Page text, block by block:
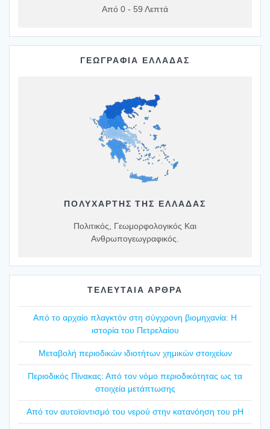
Από 0 - 59 Λεπτά
ΓΕΩΓΡΑΦΙΑ ΕΛΛΑΔΑΣ
ΠΟΛΥΧΆΡΤΗΣ ΤΗΣ ΕΛΛΆΔΑΣ
Πολιτικός, Γεωμορφολογικός Και
Ανθρωπογεωγραφικός.
ΤΕΛΕΥΤΑΙΑ ΑΡΘΡΑ
Από το αρχαίο πλαγ­κτόν στη σύγ­χρο­νη βιο­μη­χα­νία: Η
ιστο­ρία του Πετρε­λαί­ου
Mετα­βο­λή περιο­δι­κών ιδιο­τή­των χημι­κών στοι­χεί­ων
Περιο­δι­κός Πίνα­κας: Από τον νόμο περιο­δι­κό­τη­τας ως τα
στοι­χεία μετά­πτω­σης
Από τον αυτοϊ­ο­ντι­σμό του νερού στην κατα­νό­η­ση του pH